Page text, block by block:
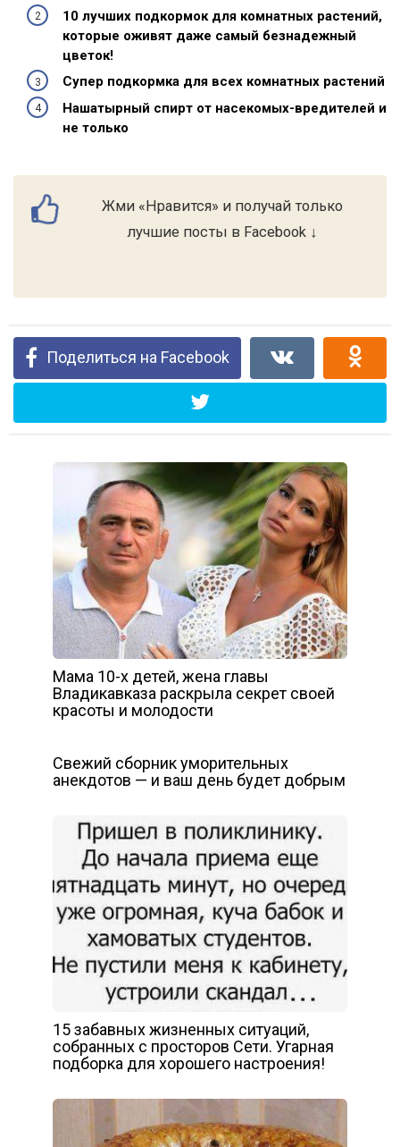
10 лучших подкормок для комнатных растений,
которые оживят даже самый безнадежный
цветок!
Супер подкормка для всех комнатных растений
Нашатырный спирт от насекомых-вредителей и
не только
Жми «Нравится» и получай только
лучшие посты в Facebook ↓
Поделиться на Facebook
Мама 10-х детей, жена главы
Владикавказа раскрыла секрет своей
красоты и молодости
Свежий сборник уморительных
анекдотов — и ваш день будет добрым
15 забавных жизненных ситуаций,
собранных с просторов Сети. Угарная
подборка для хорошего настроения!